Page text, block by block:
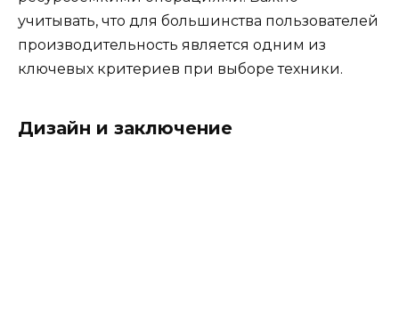
учитывать, что для большинства пользователей
производительность является одним из
ключевых критериев при выборе техники.
Дизайн и заключение